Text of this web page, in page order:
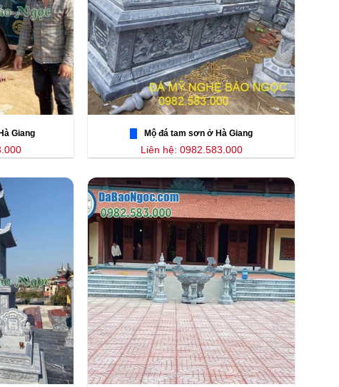
Giang Mộ đá tam sơn ở Hà Giang
Liên hệ: 0982.583.000